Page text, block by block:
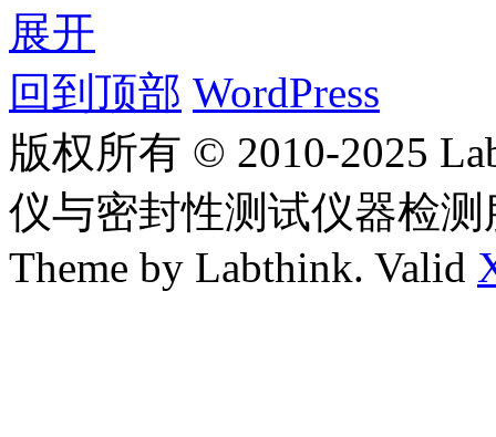
展开
回到顶部 WordPress
版权所有 © 2010-2025
仪与密封性测试仪器检
Theme by Labthink. Valid